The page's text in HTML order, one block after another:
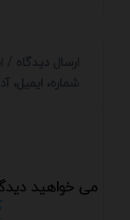
ارسال دیدگاه
شماره،
می خواهید